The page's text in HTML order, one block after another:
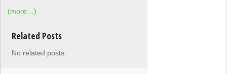
(more…)
Related Posts
No related posts.